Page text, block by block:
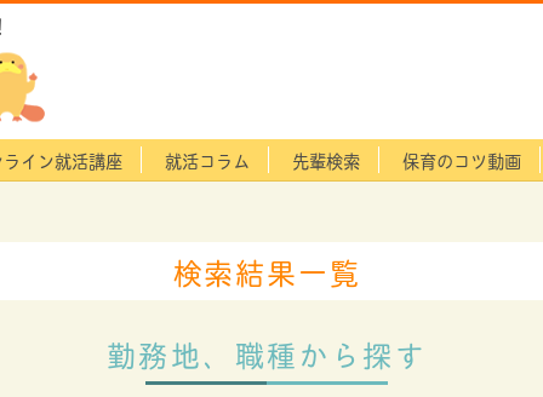
ライン就活講座 就活コラム 先輩検索 保育のコツ動画
検索結果一覧
勤務地、職種から探す